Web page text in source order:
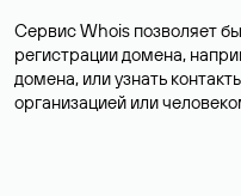
Сервис Whois позволяет
регистрации домена,
домена, или узнать
организацией или